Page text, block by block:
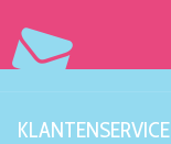
KLANTENSERVICE